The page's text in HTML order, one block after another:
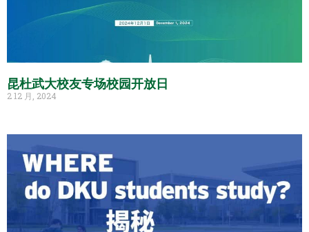
昆杜武大校友专场校园开放日
2 12 月, 2024